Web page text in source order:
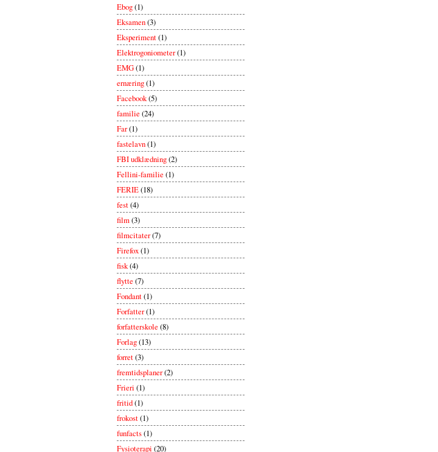
Ebog(1)
Eksamen(3)
Eksperiment(1)
Elektrogoniometer(1)
EMG(1)
ernæring(1)
Facebook(5)
familie(24)
Far(1)
fastelavn(1)
FBI udklædning(2)
Fellini-familie(1)
FERIE(18)
fest(4)
film(3)
filmcitater(7)
Firefox(1)
fisk(4)
flytte(7)
Fondant(1)
Forfatter(1)
forfatterskole(8)
Forlag(13)
forret(3)
fremtidsplaner(2)
Frieri (1)
fritid(1)
frokost(1)
funfacts(1)
Fysioterapi (20)